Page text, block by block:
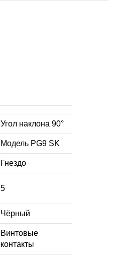
Угол наклона 90°
Модель PG9 SK
Гнездо
5
Чёрный
Винтовые
контакты